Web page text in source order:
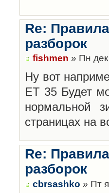
Re:
разборок
fishmen » Пн
Ну вот
ET 35 Будет
нормальной
страницах на
Re:
разборок
cbrsashko » Пт